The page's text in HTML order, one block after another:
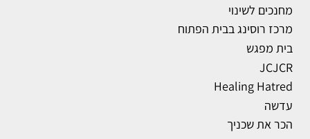
מחנכים לשינוי
מרכז רוסינג בבית הפתוח
בית מפגש
JCJCR
Healing Hatred
עדשה
הכר את שכניך